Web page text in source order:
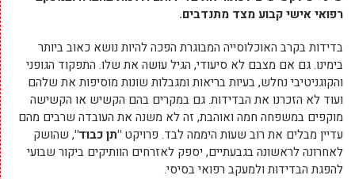
רפואי אישי קבוע מצד מתנדבים.
בדידות בקרב האוכלוסייה המבוגרת הפכה להיות נושא כאוב ביותר
בימינו. גם אם מצבם לא סיעודי, הגיל עושה את שלו. התפקוד הגופני
והקוגניטיבי נחלש, בעיות בריאות ומגבלות שונות מוסיפות את שלהם
ועוד לא הזכרנו את הבדידות. גם במקרים בהם הקשיש או הקשישה
מוקפים במשפחה חמה ואוהבת, זה לא משנה את העובדה שרבים מהם
עדיין מבלים את רוב שעות היממה לבד. פרויקט "תן כבוד", שהושק
לאחרונה לראשונה בגבעתיים, יספק לאזרחים הוותיקים ביקור שבועי
להפגת הבדידות ולמעקב רפואי בסיסי.